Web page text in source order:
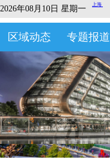
2026年08月10日 星期一
区域动态 专题报道